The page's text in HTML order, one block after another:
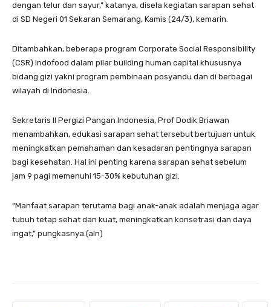
dengan telur dan sayur,” katanya, disela kegiatan sarapan sehat
di SD Negeri 01 Sekaran Semarang, Kamis (24/3), kemarin.
Ditambahkan, beberapa program Corporate Social Responsibility
(CSR) Indofood dalam pilar building human capital khususnya
bidang gizi yakni program pembinaan posyandu dan di berbagai
wilayah di Indonesia.
Sekretaris II Pergizi Pangan Indonesia, Prof Dodik Briawan
menambahkan, edukasi sarapan sehat tersebut bertujuan untuk
meningkatkan pemahaman dan kesadaran pentingnya sarapan
bagi kesehatan. Hal ini penting karena sarapan sehat sebelum
jam 9 pagi memenuhi 15-30% kebutuhan gizi.
“Manfaat sarapan terutama bagi anak-anak adalah menjaga agar
tubuh tetap sehat dan kuat, meningkatkan konsetrasi dan daya
ingat,” pungkasnya.(aln)